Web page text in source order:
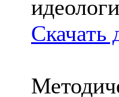
Скачать